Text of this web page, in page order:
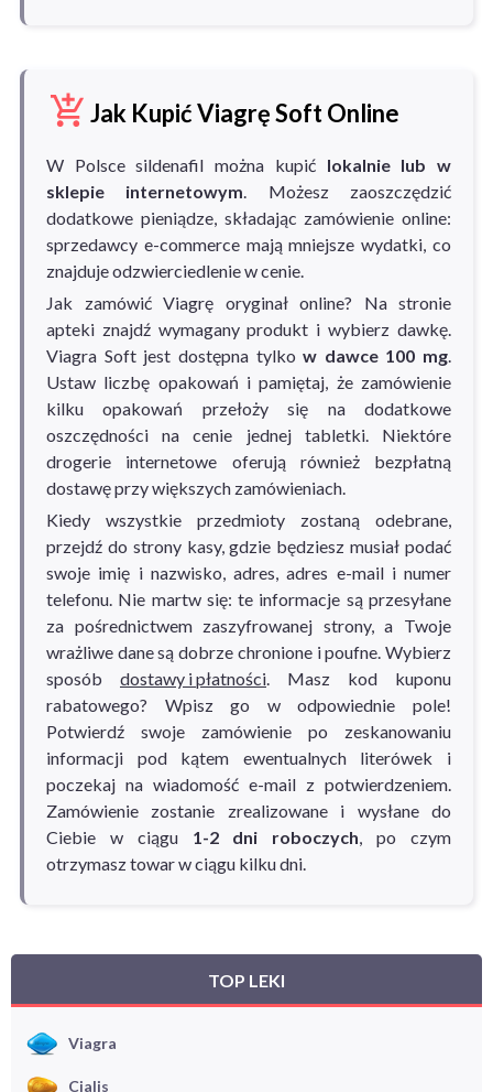
TOP LEKI
Viagra
Cialis
Jak Kupić Viagrę Soft Online
W Polsce sildenafil można kupić lokalnie lub w
sklepie internetowym. Możesz zaoszczędzić
dodatkowe pieniądze, składając zamówienie online:
sprzedawcy e-commerce mają mniejsze wydatki, co
znajduje odzwierciedlenie w cenie.
Jak zamówić Viagrę oryginał online? Na stronie
apteki znajdź wymagany produkt i wybierz dawkę.
Viagra Soft jest dostępna tylkow dawce 100 mg.
Ustaw liczbę opakowań i pamiętaj, że zamówienie
kilku opakowań przełoży się na dodatkowe
oszczędności na cenie jednej tabletki. Niektóre
drogerie internetowe oferują również bezpłatną
dostawę przy większych zamówieniach.
Kiedy wszystkie przedmioty zostaną odebrane,
przejdź do strony kasy, gdzie będziesz musiał podać
swoje imię i nazwisko, adres, adres e-mail i numer
telefonu. Nie martw się: te informacje są przesyłane
za pośrednictwem zaszyfrowanej strony, a Twoje
wrażliwe dane są dobrze chronione i poufne. Wybierz
sposób dostawy i płatności. Masz kod kuponu
rabatowego? Wpisz go w odpowiednie pole!
Potwierdź swoje zamówienie po zeskanowaniu
informacji pod kątem ewentualnych literówek i
poczekaj na wiadomość e-mail z potwierdzeniem.
Zamówienie zostanie zrealizowane i wysłane do
Ciebie w ciągu 1-2 dni roboczych, po czym
otrzymasz towar w ciągu kilku dni.